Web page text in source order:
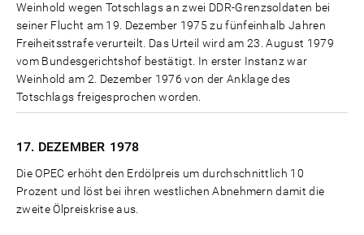
Weinhold wegen Totschlags an zwei DDR-Grenzsoldaten bei
seiner Flucht am 19. Dezember 1975 zu fünfeinhalb Jahren
Freiheitsstrafe verurteilt. Das Urteil wird am 23. August 1979
vom Bundesgerichtshof bestätigt. In erster Instanz war
Weinhold am 2. Dezember 1976 von der Anklage des
Totschlags freigesprochen worden.
17. DEZEMBER 1978
Die OPEC erhöht den Erdölpreis um durchschnittlich 10
Prozent und löst bei ihren westlichen Abnehmern damit die
zweite Ölpreiskrise aus.